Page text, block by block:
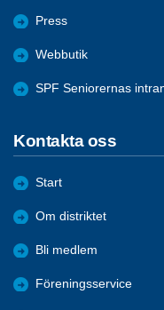
Press
Webbutik
SPF Seniorernas
Kontakta oss
Start
Om distriktet
Bli medlem
Föreningsservice